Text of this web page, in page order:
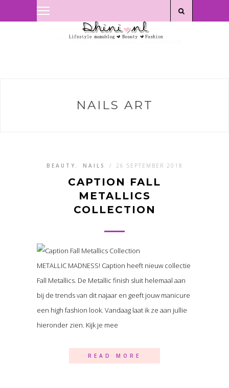
NAILS ART
BEAUTY , NAILS / 26 SEPTEMBER 2018
CAPTION FALL
METALLICS
COLLECTION
METALLIC MADNESS! Caption heeft nieuw collectie
Fall Metallics. De Metallic finish sluit helemaal aan
bij de trends van dit najaar en geeft jouw manicure
een high fashion look. Vandaag laat ik ze aan jullie
hieronder zien. Kijk je mee
READ MORE